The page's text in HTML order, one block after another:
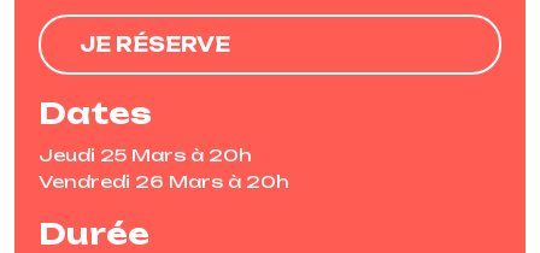
JE RÉSERVE
Dates
Jeudi 25 Mars à 20h
Vendredi 26 Mars à 20h
Durée